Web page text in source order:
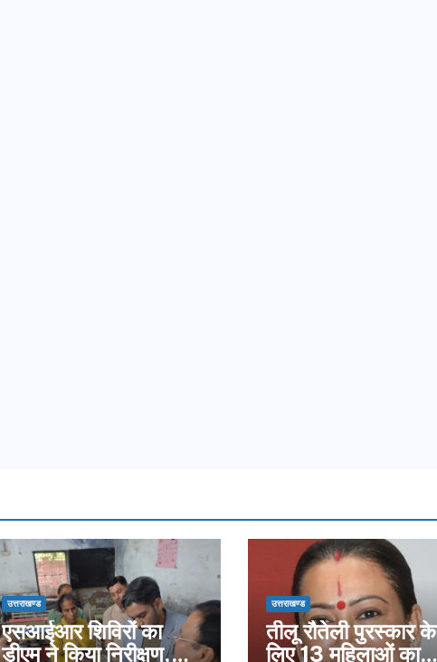
उत्तराखण्ड
एसआईआर शिविरों का
डीएम ने किया निरीक्षण,
उत्तराखण्ड
तीलू रौतेली पुरस्कार के
लिए 13 महिलाओं का